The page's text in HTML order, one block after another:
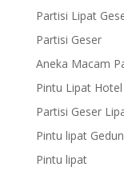
Partisi Lipat
Partisi Geser
Aneka Macam
Pintu Lipat
Partisi Geser
Pintu lipat
Pintu lipat